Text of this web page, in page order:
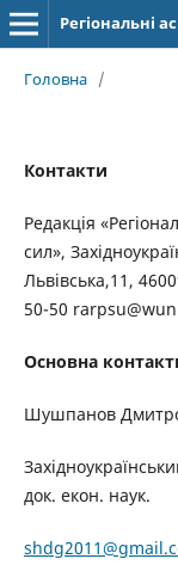
Регіональні
Головна /
Контакти
Редакція
сил»,
Львівська,11,
50-50
Основна
Шушпанов
док. екон. наук.